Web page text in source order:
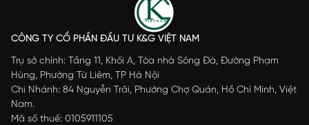
CÔNG TY CỔ PHẦN ĐẦU TƯ K&G VIỆT NAM
Trụ sở chính: Tầng 11, Khối A, Tòa nhà Sông Đà, Đường Phạm
Hùng, Phường Từ Liêm, TP Hà Nội
Chi Nhánh: 84 Nguyễn Trãi, Phường Chợ Quán, Hồ Chí Minh, Việt
Nam.
Mã số thuế: 0105911105